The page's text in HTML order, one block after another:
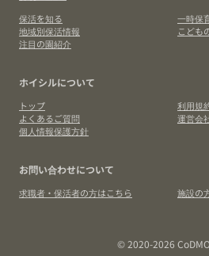
保活を知る
一時保
地域別保活情報
こども
注目の園紹介
ホイシルについて
トップ
利用規
よくあるご質問
運営会
個人情報保護方針
お問い合わせについて
求職者・保活者の方はこちら 施設の
© 2020-2026